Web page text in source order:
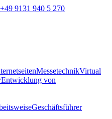
+49 9131 940 5 270
MessetechnikVirtual
Entwicklung von
Geschäftsführer